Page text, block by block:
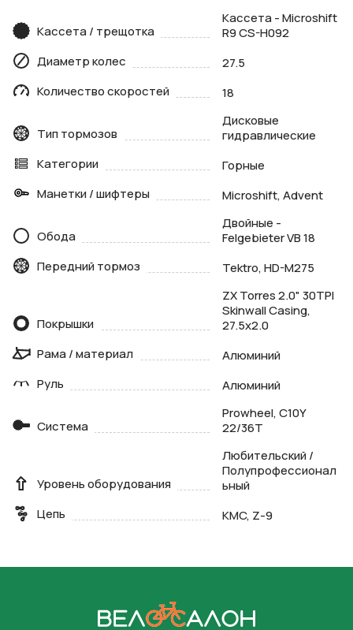
Кассета / трещотка
Кассета - Microshift
R9 CS-H092
Диаметр колес
27.5
Количество скоростей
18
Тип тормозов
Дисковые
гидравлические
Категории
Горные
Манетки / шифтеры
Microshift, Advent
Обода
Двойные -
Felgebieter VB 18
Передний тормоз
Tektro, HD-M275
Покрышки
ZX Torres 2.0" 30TPI
Skinwall Casing,
27.5x2.0
Рама / материал
Алюминий
Руль
Алюминий
Система
Prowheel, C10Y
22/36T
Уровень оборудования
Любительский /
Полупрофессионал
ьный
Цепь
KMC, Z-9